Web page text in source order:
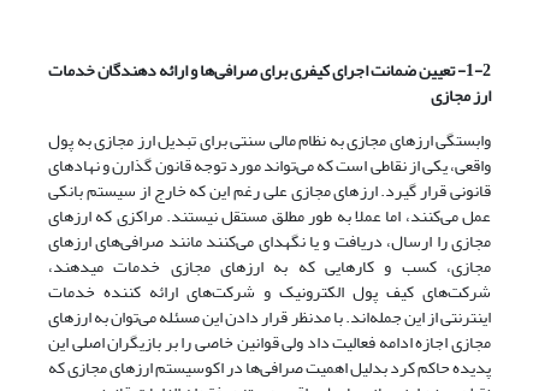
1-2- تعیین ضمانت اجرای کیفری برای صرافی‌ها و ارائه دهندگان خدمات
ارز مجازی
وابستگی ارزهای مجازی به نظام مالی سنتی برای تبدیل ارز مجازی به پول
واقعی، یکی از نقاطی است که‌ می‌تواند مورد توجه قانون گذارن و نهادهای
قانونی قرار گیرد. ارزهای مجازی علی رغم این که خارج از سیستم بانکی
عمل‌ می‌کنند، اما عملا به طور مطلق مستقل نیستند. مراکزی که ارزهای
مجازی را ارسال، دریافت و یا نگهدای‌ می‌کنند مانند صرافی‌های ارزهای
مجازی، کسب و کارهایی که به ارزهای مجازی خدمات میدهند،
شرکت‌های کیف پول الکترونیک و شرکت‌های ارائه کننده خدمات
اینترنتی از این جمله‌‌‌‌‌اند. با مدنظر قرار دادن این مسئله‌ می‌توان به ارزهای
مجازی اجازه ادامه فعالیت داد ولی قوانین خاصی را بر بازیگران اصلی این
پدیده حاکم کرد بدلیل اهمیت صرافی‌ها در اکوسیستم ارزهای مجازی که